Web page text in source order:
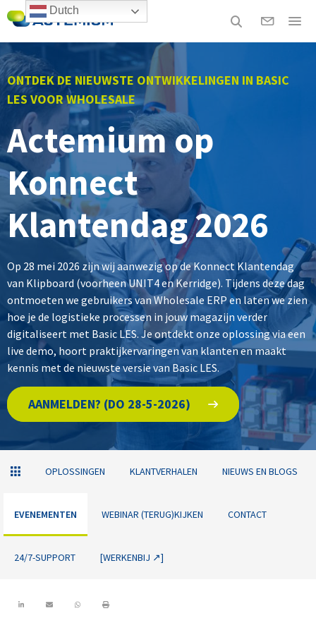
ONTDEK DE NIEUWSTE ONTWIKKELINGEN IN BASIC
LES VOOR WHOLESALE
Actemium op
Konnect
Klantendag 2026
Op 28 mei 2026 zijn wij aanwezig op de Konnect Klantendag
van Klipboard (voorheen UNIT4 en Kerridge). Tijdens deze dag
ontmoeten we gebruikers van Wholesale ERP en laten we zien
hoe je de logistieke processen in jouw magazijn verder
digitaliseert met Basic LES. Je ontdekt onze oplossing via een
live demo, hoort praktijkervaringen van klanten en maakt
kennis met de nieuwste versie van Basic LES.
AANMELDEN? (DO 28-5-2026)
OPLOSSINGEN KLANTVERHALEN NIEUWS EN BLOGS
EVENEMENTEN WEBINAR (TERUG)KIJKEN CONTACT
24/7-SUPPORT [WERKENBIJ ↗]
Dutch